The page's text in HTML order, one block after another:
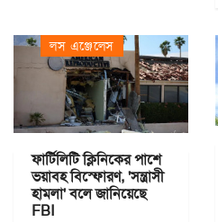
লস এঞ্জেলেস
ফার্টিলিটি ক্লিনিকের পাশে
ভয়াবহ বিস্ফোরণ, 'সন্ত্রাসী
হামলা' বলে জানিয়েছে
FBI